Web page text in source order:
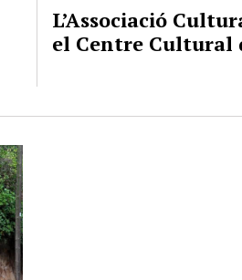
L’Associació
el Centre Cultural